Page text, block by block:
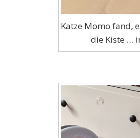
Katze Momo fand,
die Kiste …